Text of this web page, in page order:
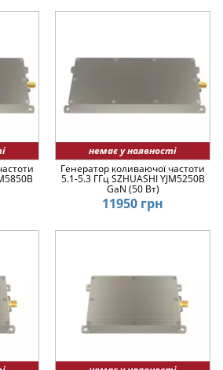
немає у наявності
Генератор коливаючої частоти
5.1-5.3 ГГц SZHUASHI YJM5250B
GaN (50 Вт)
11950 грн